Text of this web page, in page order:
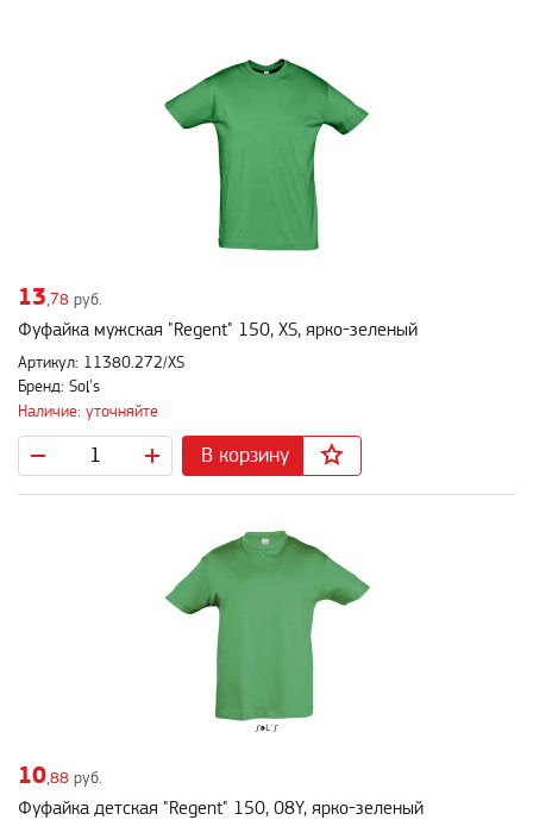
13,78 руб.
Фуфайка мужская "Regent" 150, XS, ярко-зеленый
Артикул: 11380.272/XS
Бренд: Sol's
Наличие: уточняйте
В корзину
10 ,88 руб.
Фуфайка детская "Regent" 150, 08Y, ярко-зеленый